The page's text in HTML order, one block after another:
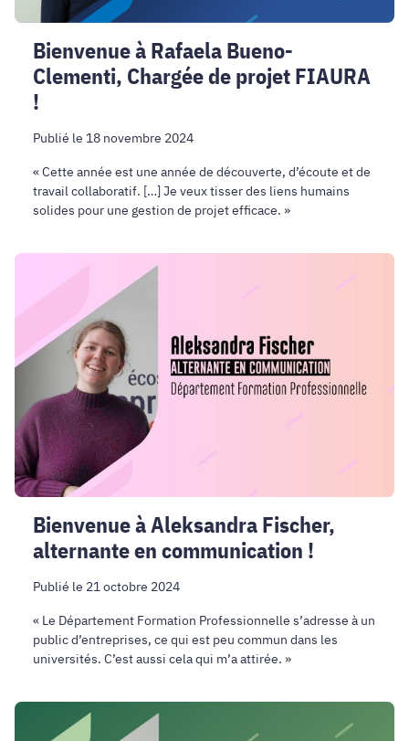
Bienvenue à Rafaela Bueno-
Clementi, Chargée de projet FIAURA
!
Publié le 18 novembre 2024
« Cette année est une année de découverte, d’écoute et de
travail collaboratif. […] Je veux tisser des liens humains
solides pour une gestion de projet efficace. »
Bienvenue
Aleksandra
Fischer,
alternante
en
communication
Bienvenue à Aleksandra Fischer,
alternante en communication !
Publié le 21 octobre 2024
« Le Département Formation Professionnelle s’adresse à un
public d’entreprises, ce qui est peu commun dans les
universités. C’est aussi cela qui m’a attirée. »
Bienvenue